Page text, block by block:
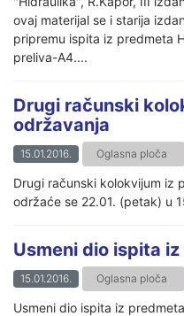
ovaj materijal se i starija
pripremu ispita iz predmeta
preliva-A4....
Drugi računski
održavanja
15.01.2016. Oglasna ploča
Drugi računski kolokvijum iz
održaće se 22.01. (petak) u
Usmeni dio ispita
15.01.2016. Oglasna ploča
Usmeni dio ispita iz